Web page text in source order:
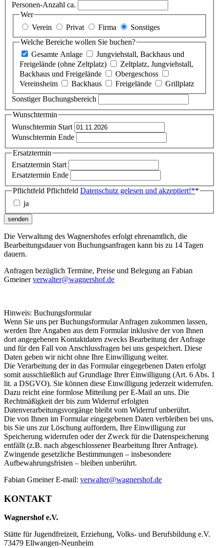
Personen-Anzahl ca.
Wer
Verein
Privat Firma
Sonstiges
Welche Bereiche wollen Sie buchen?
Gesamte Anlage
Jungviehstall, Backhaus und
Freigelände (ohne Zeltplatz)
Zeltplatz, Jungviehstall,
Backhaus und Freigelände
Obergeschoss
Vereinsheim
Backhaus Freigelände
Grillplatz
Sonstiger Buchungsbereich
Wunschtermin
Wunschtermin Start
Wunschtermin Ende
Ersatztermin
Ersatztermin Start
Ersatztermin Ende
Pflichtfeld Pflichtfeld Datenschutz gelesen und akzeptiert!**
ja
senden
Die Verwaltung des Wagnershofes erfolgt ehrenamtlich, die
Bearbeitungsdauer von Buchungsanfragen kann bis zu 14 Tagen
dauern.
Anfragen bezüglich Termine, Preise und Belegung an Fabian
Gmeinerverwalter@wagnershof.de
Hinweis: Buchungsformular
Wenn Sie uns per Buchungsformular Anfragen zukommen lassen,
werden Ihre Angaben aus dem Formular inklusive der von Ihnen
dort angegebenen Kontaktdaten zwecks Bearbeitung der Anfrage
und für den Fall von Anschlussfragen bei uns gespeichert. Diese
Daten geben wir nicht ohne Ihre Einwilligung weiter.
Die Verarbeitung der in das Formular eingegebenen Daten erfolgt
somit ausschließlich auf Grundlage Ihrer Einwilligung (Art. 6 Abs. 1
lit. a DSGVO). Sie können diese Einwilligung jederzeit widerrufen.
Dazu reicht eine formlose Mitteilung per E-Mail an uns. Die
Rechtmäßigkeit der bis zum Widerruf erfolgten
Datenverarbeitungsvorgänge bleibt vom Widerruf unberührt.
Die von Ihnen im Formular eingegebenen Daten verbleiben bei uns,
bis Sie uns zur Löschung auffordern, Ihre Einwilligung zur
Speicherung widerrufen oder der Zweck für die Datenspeicherung
entfällt (z.B. nach abgeschlossener Bearbeitung Ihrer Anfrage).
Zwingende gesetzliche Bestimmungen – insbesondere
Aufbewahrungsfristen – bleiben unberührt.
Fabian Gmeiner E-mail: verwalter@wagnershof.de
KONTAKT
Wagnershof e.V.
Stätte für Jugendfreizeit, Erziehung, Volks- und Berufsbildung e.V.
73479 Ellwangen-Neunheim